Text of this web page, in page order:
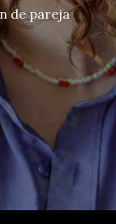
de pareja